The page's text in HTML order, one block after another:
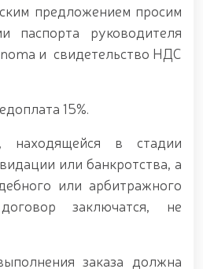
// Сотрудники,
были торжественно и с
на заслуженную пенсию //
мероприятие на
oilalar» / / Мероприятия в
за совершение
премьера фильма
гвардии прошло
посвящённое 34-й
Вооружённых Сил и 14
Родины / /
по случаю 34-й
Вооружённых Сил
и Дня защитников Родины
предложением просим
паспорта руководителя
и свидетельство НДС
15%.
находящейся в стадии
или банкротства, а
или арбитражного
договор заключатся, не
заказа должна